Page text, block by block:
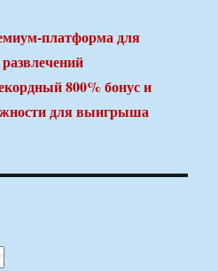
платформа для
800% бонус и
для выигрыша